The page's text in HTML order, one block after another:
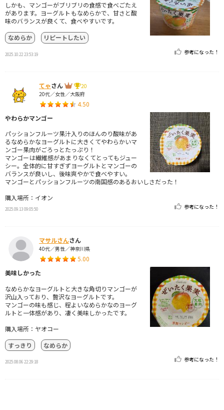
しかも、マンゴーがブリブリの食感で食べごたえ
があります。ヨーグルトもなめらかで、甘さと酸
味のバランスが良くて、食べやすいです。
なめらか
リピートしたい
2025.10.22 23:53:19 参考になった！
てゃさん
20
20代／女性／大阪府
4.50
やわらかマンゴー
パッションフルーツ果汁入りのほんのり酸味があ
るなめらかなヨーグルトに大きくてやわらかいマ
ンゴー果肉がごろっとたっぷり！
マンゴーは繊維感があまりなくてとってもジュー
シー。全体的に甘すぎずヨーグルトとマンゴーの
バランスが良いし、後味爽やかで食べやすい。
マンゴーとパッションフルーツの南国感のあるおいしさだった！
購入場所：イオン
2025.09.13 09:05:50 参考になった！
マサルさんさん
40代／男性／神奈川県
5.00
美味しかった
なめらかなヨーグルトと大きな角切りマンゴーが
沢山入っており、贅沢なヨーグルトです。
マンゴーの味も感じ、程よいなめらかなのヨーグ
ルトと一体感があり、凄く美味しかったです。
購入場所：ヤオコー
すっきり
なめらか
2025.08.06 22:29:18 参考になった！